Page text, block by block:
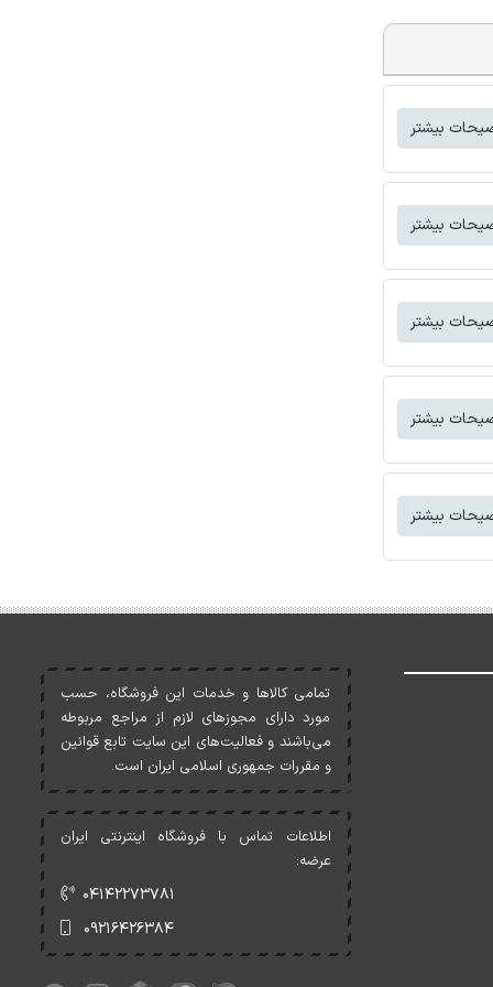
بیشتر
بیشتر
بیشتر
بیشتر
بیشتر
تمامی کالاها و خدمات اين فروشگاه، حسب
مورد دارای مجوزهای لازم از مراجع مربوطه
می‌باشند و فعاليت‌های اين سايت تابع قوانين
و مقررات جمهوری اسلامی ايران است.
اطلاعات تماس با فروشگاه اینترنتی ایران
عرضه:
۰۴۱۴۲۲۷۳۷۸۱
۰۹۲۱۶۴۲۶۳۸۴